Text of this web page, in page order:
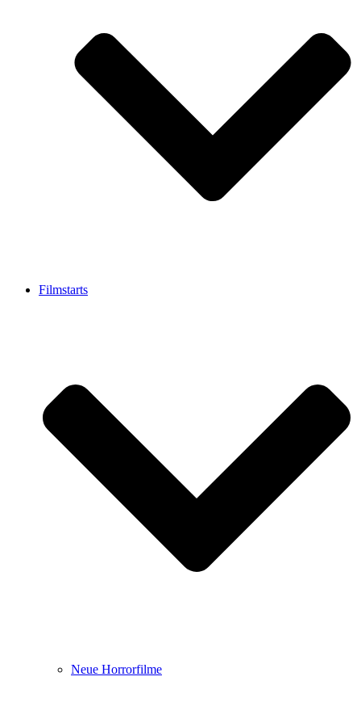
Filmstarts
Neue Horrorfilme